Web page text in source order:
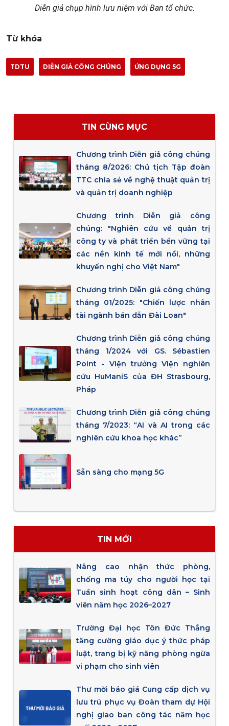
Diễn giả chụp hình lưu niệm với Ban tổ chức.
Từ khóa
TDTU DIỄN GIẢ CÔNG CHÚNG ỨNG DỤNG 5G
TIN CÙNG MỤC
Chương trình Diễn giả công chúng
tháng 8/2026: Chủ tịch Tập đoàn
TTC chia sẻ về nghệ thuật quản trị
và quản trị doanh nghiệp
Chương trình Diễn giả công
chúng: "Nghiên cứu về quản trị
công ty và phát triển bền vững tại
các nền kinh tế mới nổi, những
khuyến nghị cho Việt Nam"
Chương trình Diễn giả công chúng
tháng 01/2025: "Chiến lược nhân
tài ngành bán dẫn Đài Loan"
Chương trình Diễn giả công chúng
tháng 1/2024 với GS. Sébastien
Point - Viện trưởng Viện nghiên
cứu HuManiS của ĐH Strasbourg,
Pháp
Chương trình Diễn giả công chúng
tháng 7/2023: “AI và AI trong các
nghiên cứu khoa học khác”
Sẵn sàng cho mạng 5G
TIN MỚI
Nâng cao nhận thức phòng,
chống ma túy cho người học tại
Tuần sinh hoạt công dân – Sinh
viên năm học 2026–2027
Trường Đại học Tôn Đức Thắng
tăng cường giáo dục ý thức pháp
luật, trang bị kỹ năng phòng ngừa
vi phạm cho sinh viên
Thư mời báo giá Cung cấp dịch vụ
lưu trú phục vụ Đoàn tham dự Hội
nghị giao ban công tác năm học